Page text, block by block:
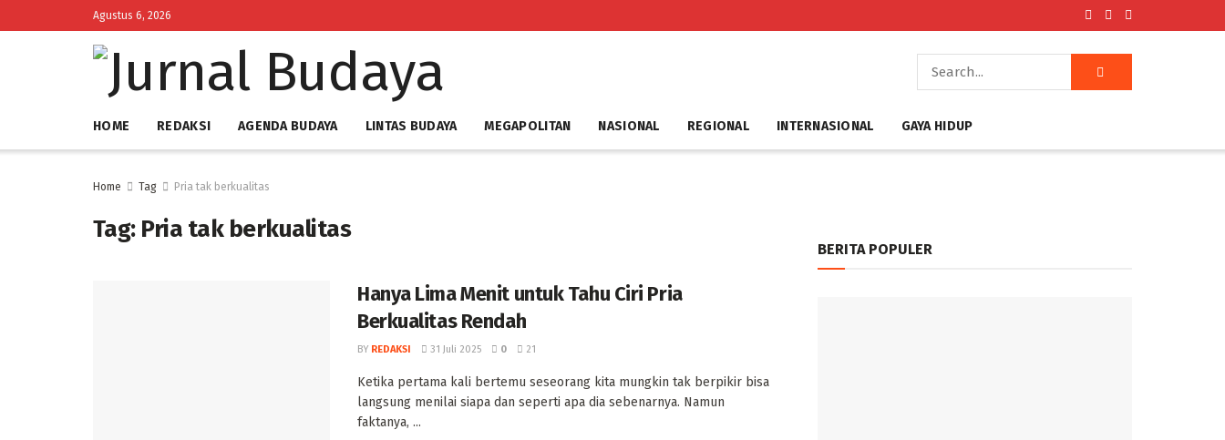
Agustus 6, 2026
HOME REDAKSI AGENDA BUDAYA LINTAS BUDAYA MEGAPOLITAN NASIONAL REGIONAL INTERNASIONAL GAYA HIDUP
Home Tag Pria tak berkualitas
Tag: Pria tak berkualitas
Hanya Lima Menit untuk Tahu Ciri Pria
Berkualitas Rendah
BY REDAKSI 31 Juli 2025 0 21
‎Ketika pertama kali bertemu seseorang kita mungkin tak berpikir bisa
langsung menilai siapa dan seperti apa dia sebenarnya. Namun
faktanya, ...
BERITA POPULER